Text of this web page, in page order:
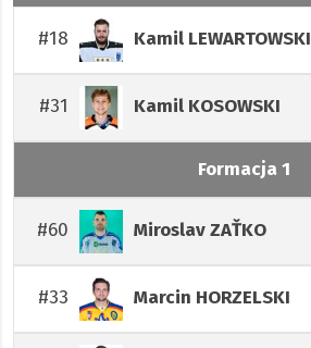
#18 Kamil LEWARTOWSKI
#31 Kamil KOSOWSKI
Formacja 1
#60 MiroslavZAŤKO
#33 Marcin HORZELSKI